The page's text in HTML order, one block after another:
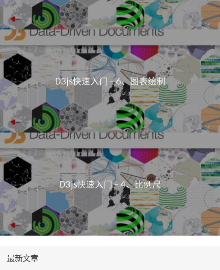
D3js快速入门 - 6、图表绘制
D3js快速入门 - 4、比例尺
最新文章